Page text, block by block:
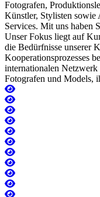
Fotografen,
Künstler, Stylisten sowie
Services. Mit uns haben
Unser Fokus liegt auf
die Bedürfnisse unserer
Kooperationsprozesses
internationalen
Fotografen und Models,